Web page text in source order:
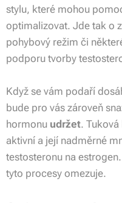
stylu, které mohou
optimalizovat. Jde tak o
pohybový režim či
podporu tvorby
Když se vám podaří
bude pro vás zároveň
hormonu udržet.
aktivní a její nadměrné
testosteronu na
tyto procesy omezuje.